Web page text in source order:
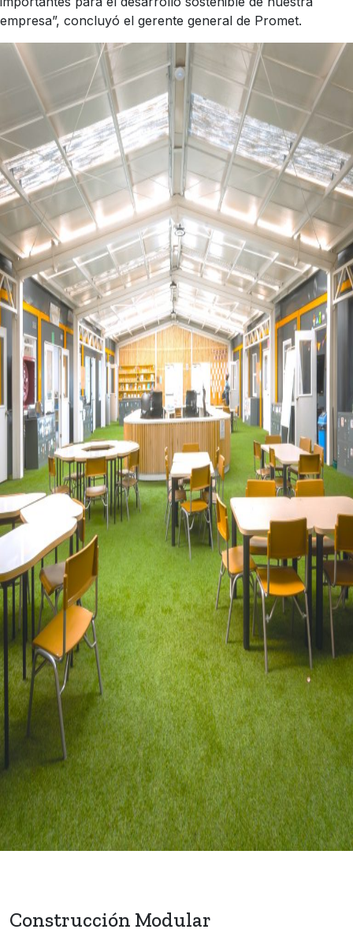
empresa”, concluyó el gerente general de Promet.
Construcción Modular